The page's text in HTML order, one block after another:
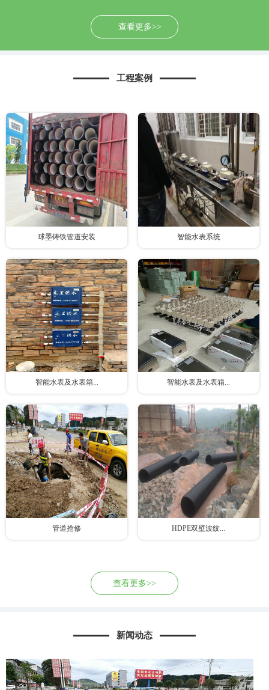
查看更多>>
工程案例
球墨铸铁管道安装 智能水表系统
智能水表及水表箱... 智能水表及水表箱...
管道抢修 HDPE双壁波纹...
查看更多>>
新闻动态